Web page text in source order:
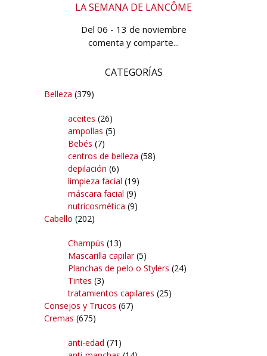
LA SEMANA DE LANCÔME
Del 06 - 13 de noviembre
comenta y comparte...
CATEGORÍAS
Belleza (379)
aceites (26)
ampollas (5)
Bebés (7)
centros de belleza (58)
depilación (6)
limpieza facial (19)
máscara facial (9)
nutricosmética (9)
Cabello (202)
Champús (13)
Mascarilla capilar(5)
Planchas de pelo o Stylers (24)
Tintes (3)
tratamientos capilares (25)
Consejos y Trucos (67)
Cremas (675)
anti-edad (71)